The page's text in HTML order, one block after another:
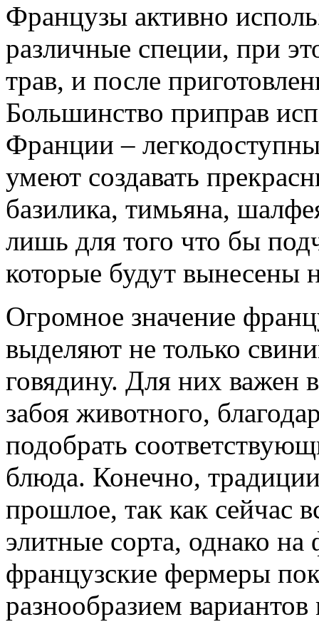
Французы активно
различные специи, при
трав, и после
Большинство приправ
Франции –
умеют создавать
базилика, тимьяна,
лишь для того что бы
которые будут вынесены
Огромное значение
выделяют не только
говядину. Для них важен
забоя животного,
подобрать
блюда. Конечно,
прошлое, так как сейчас
элитные сорта, однако
французские фермеры
разнообразием вариантов